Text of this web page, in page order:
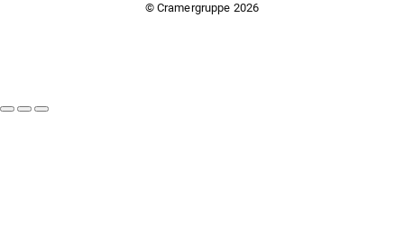
© Cramergruppe 2026